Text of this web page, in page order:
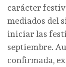
carácter
mediados del
iniciar las
septiembre.
confirmada,